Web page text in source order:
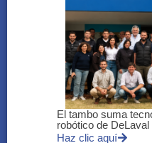
El tambo suma
robótico de DeLaval
Haz clic aquí